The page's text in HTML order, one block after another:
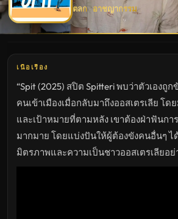
Spit
(2025)
สปิต
ดู
พากย์
ไทย
เต็ม
เรื่อง
HD
อัปเดต
ล่าสุด
ตลก · อาชญากรรม
เนื้อเรื่อง
“Spit (2025) สปิต Spitteri พบว่าตัวเองถู
คนเข้าเมืองเมื่อกลับมาถึงออสเตรเลีย โด
และเป้าหมายที่ตามหลัง เขาต้องฝ่าฟันก
มากมาย โดยแบ่งปันให้ผู้ต้องขังคนอื่นๆ ไ
มิตรภาพและความเป็นชาวออสเตรเลียอย่